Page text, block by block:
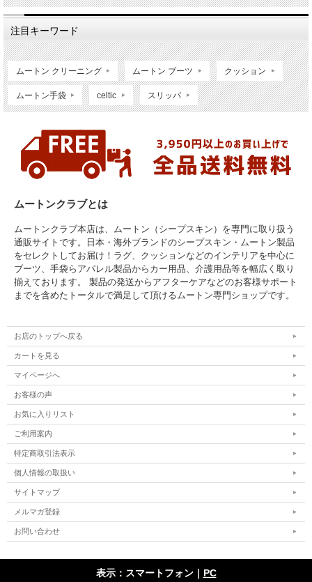
注目キーワード
ムートン クリーニング ムートン ブーツ クッション
ムートン手袋 celtic スリッパ
ムートンクラブとは
ムートンクラブ本店は、ムートン（シープスキン）を専門に取り扱う
通販サイトです。日本・海外ブランドのシープスキン・ムートン製品
をセレクトしてお届け！ラグ、クッションなどのインテリアを中心に
ブーツ、手袋らアパレル製品からカー用品、介護用品等を幅広く取り
揃えております。 製品の発送からアフターケアなどのお客様サポート
までを含めたトータルで満足して頂けるムートン専門ショップです。
お店のトップへ戻る
カートを見る
マイページへ
お客様の声
お気に入りリスト
ご利用案内
特定商取引法表示
個人情報の取扱い
サイトマップ
メルマガ登録
お問い合わせ
表示：スマートフォン｜ PC